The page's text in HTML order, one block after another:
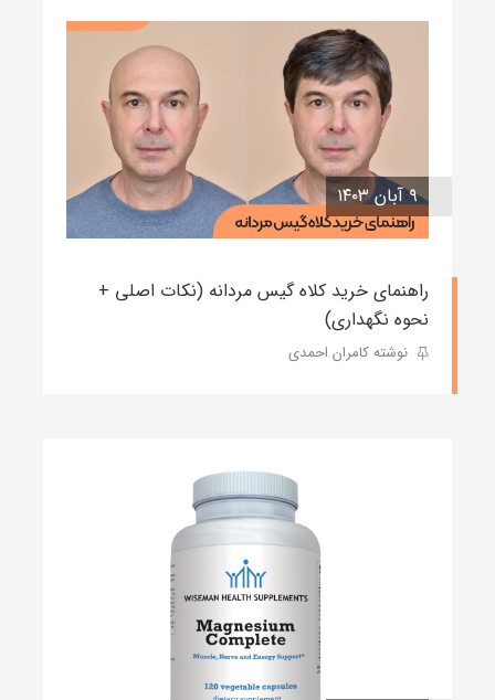
۹ آبان ۱۴۰۳
راهنمای خرید کلاه گیس مردانه (نکات اصلی +
نحوه نگهداری)
نوشته کامران احمدی